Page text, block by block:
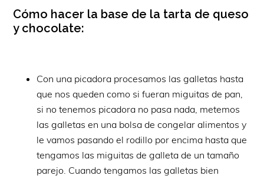
Cómo hacer la base de la tarta de queso
y chocolate:
Con una picadora procesamos las galletas hasta
que nos queden como si fueran miguitas de pan,
si no tenemos picadora no pasa nada, metemos
las galletas en una bolsa de congelar alimentos y
le vamos pasando el rodillo por encima hasta que
tengamos las miguitas de galleta de un tamaño
parejo. Cuando tengamos las galletas bien